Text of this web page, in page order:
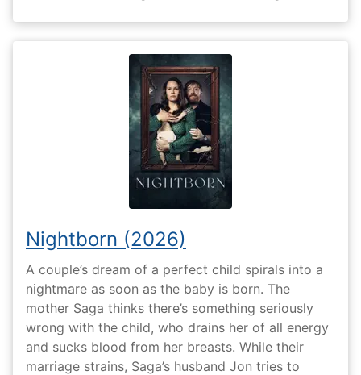
Nightborn (2026)
A couple’s dream of a perfect child spirals into a
nightmare as soon as the baby is born. The
mother Saga thinks there’s something seriously
wrong with the child, who drains her of all energy
and sucks blood from her breasts. While their
marriage strains, Saga’s husband Jon tries to